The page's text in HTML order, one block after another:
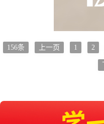
156条 上一页 1 2